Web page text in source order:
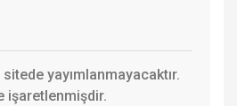
sitede yayımlanmayacaktır.
işaretlenmişdir.